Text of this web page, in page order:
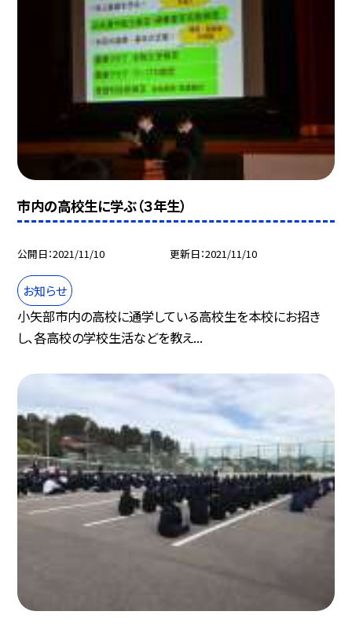
市内の高校生に学ぶ（３年生）
公開日 2021/11/10 更新日 2021/11/10
お知らせ
小矢部市内の高校に通学している高校生を本校にお招き
し、各高校の学校生活などを教え...